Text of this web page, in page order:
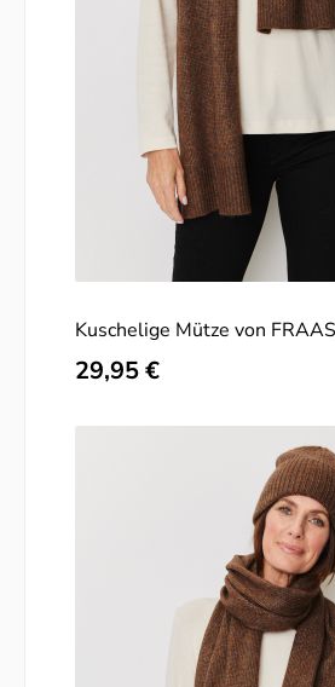
Kuschelige Mütze von FRAAS
Regulärer Preis:
29,95 €